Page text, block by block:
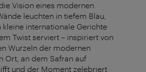
Vision eines modernen
leuchten in tiefem Blau,
kleine internationale Gerichte
Twist serviert – inspiriert von
Wurzeln der modernen
Ort, an dem Safran auf
und der Moment zelebriert